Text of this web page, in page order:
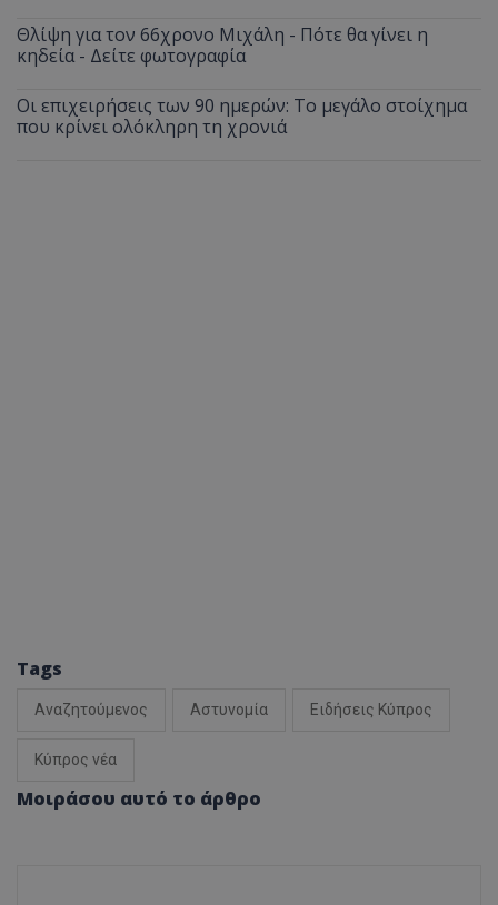
Θλίψη για τον 66χρονο Μιχάλη - Πότε θα γίνει η
κηδεία - Δείτε φωτογραφία
Οι επιχειρήσεις των 90 ημερών: Το μεγάλο στοίχημα
που κρίνει ολόκληρη τη χρονιά
Tags
Αναζητούμενος Αστυνομία Ειδήσεις Κύπρος
Κύπρος νέα
Μοιράσου αυτό το άρθρο